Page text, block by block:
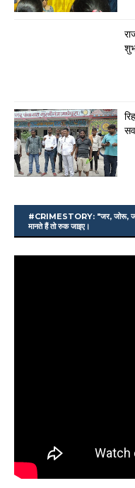
#CRIMESTORY: "जर, जोरू,
मानते हैं तो रुक जाइए।